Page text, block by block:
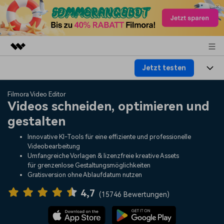
Dienstprogramme
Business
Überblick
Lösungen
Über uns
Presseraum
Support
Jetzt testen
Produkte
Plattformen
Funktionen
Assets
KI
Video/Foto
Audio
Lösungen
Soziale Medien
Marketing & Business
Lifestyle & Spaß
Ressourcen
Video-Prompts
Über 100 heiße Video-
Meisterkurs
Beherrschen Sie
Hilfe-Center
Erste Schritte
Filmora Video Editor
Videos schneiden, optimieren und
gestalten
Innovative KI-Tools für eine effiziente und professionelle
Videobearbeitung
Umfangreiche Vorlagen & lizenzfreie kreative Assets
für grenzenlose Gestaltungsmöglichkeiten
Gratisversion ohne Ablaufdatum nutzen
4,7 (15746 Bewertungen)